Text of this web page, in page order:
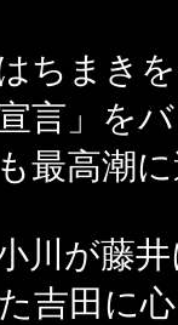
ちまき
言」を
最高潮
川が藤
吉田に